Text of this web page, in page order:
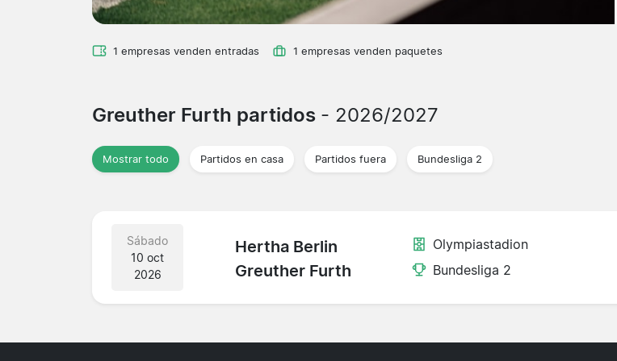
1 empresas venden entradas 1 empresas venden paquetes
Greuther Furth partidos - 2026/2027
Mostrar todo Partidos en casa Partidos fuera Bundesliga 2
Sábado
10 oct
2026
Hertha Berlin
Greuther Furth
Olympiastadion
Bundesliga 2